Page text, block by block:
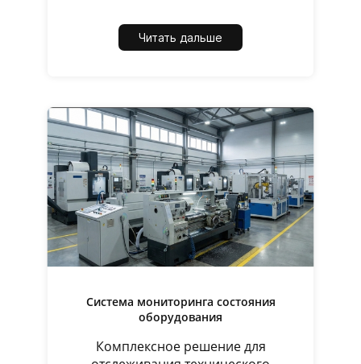
Читать дальше
Система мониторинга состояния
оборудования
Комплексное решение для